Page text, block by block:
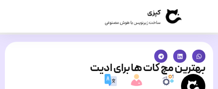
بهترین مچ کات ها برای ادیت